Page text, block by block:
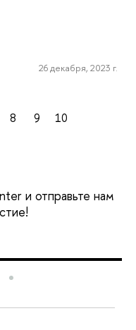
26 декабря, 2023 г.
8 9 10
и отправьте нам